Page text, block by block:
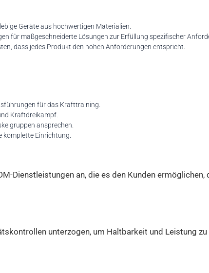
Geräte aus hochwertigen Materialien.
für maßgeschneiderte Lösungen zur Erfüllung spezifischer
dass jedes Produkt den hohen Anforderungen entspricht.
für das Krafttraining.
Kraftdreikampf.
ansprechen.
komplette Einrichtung.
Dienstleistungen an, die es den Kunden
unterzogen, um Haltbarkeit und Leistung